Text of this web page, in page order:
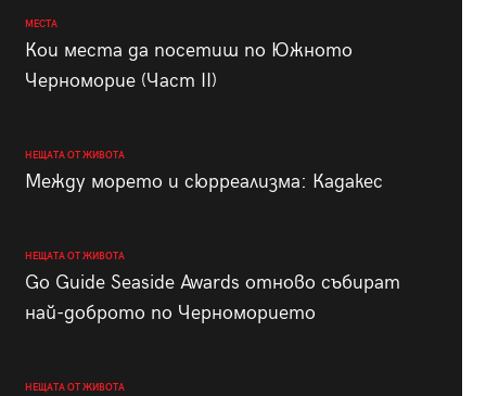
МЕСТА
Кои места да посетиш по Южното
Черноморие (Част II)
НЕЩАТА ОТ ЖИВОТА
Между морето и сюрреализма: Кадакес
НЕЩАТА ОТ ЖИВОТА
Go Guide Seaside Awards отново събират
най-доброто по Черноморието
НЕЩАТА ОТ ЖИВОТА